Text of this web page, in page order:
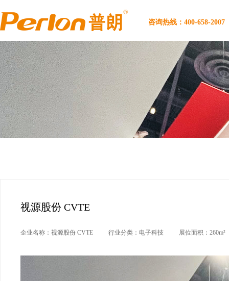
咨询热线：400-658-2007
首页
视源股份 CVTE
企业名称：视源股份 CVTE 行业分类：电子科技 展位面积：260m²